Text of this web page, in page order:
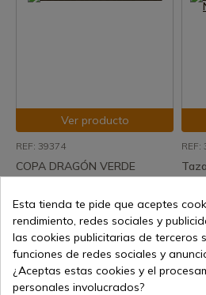
Ver producto
REF: 39374
COPA DRAGÓN VERDE
12,25 €
REF:
6,20
Esta tienda te pide que aceptes
rendimiento, redes sociales y
las cookies publicitarias de terceros
funciones de redes sociales y
¿Aceptas estas cookies y el
personales involucrados?